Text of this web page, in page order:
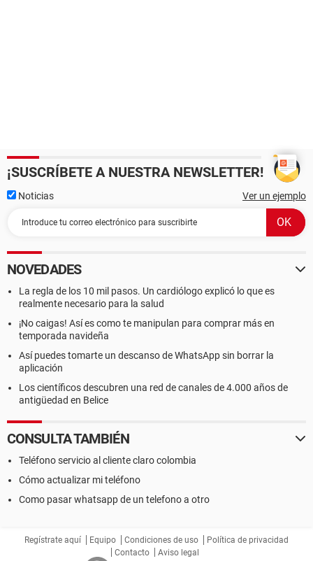
¡SUSCRÍBETE A NUESTRA NEWSLETTER!
Noticias Ver un ejemplo
NOVEDADES
La regla de los 10 mil pasos. Un cardiólogo explicó lo que es
realmente necesario para la salud
¡No caigas! Así es como te manipulan para comprar más en
temporada navideña
Así puedes tomarte un descanso de WhatsApp sin borrar la
aplicación
Los científicos descubren una red de canales de 4.000 años de
antigüedad en Belice
CONSULTA TAMBIÉN
Teléfono servicio al cliente claro colombia
Cómo actualizar mi teléfono
Como pasar whatsapp de un telefono a otro
Regístrate aquí Equipo Condiciones de uso
Política de privacidad
Contacto
Aviso legal